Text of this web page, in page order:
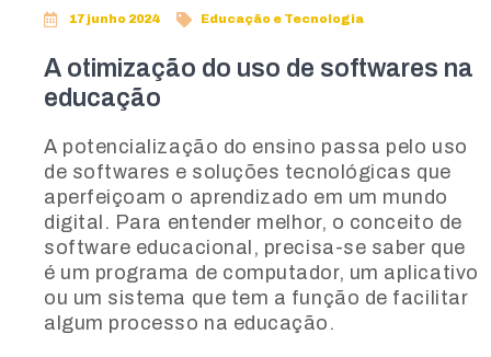
17 junho 2024 Educação e Tecnologia
A otimização do uso de softwares na
educação
A potencialização do ensino passa pelo uso
de softwares e soluções tecnológicas que
aperfeiçoam o aprendizado em um mundo
digital. Para entender melhor, o conceito de
software educacional, precisa-se saber que
é um programa de computador, um aplicativo
ou um sistema que tem a função de facilitar
algum processo na educação.